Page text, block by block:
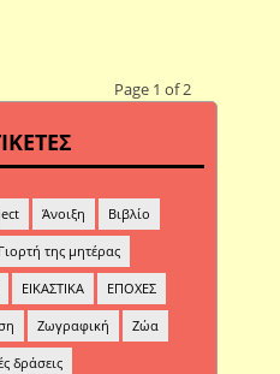
Page 1 of 2
Άνοιξη Βιβλίο
Γιορτή της μητέρας
ΕΙΚΑΣΤΙΚΑ ΕΠΟΧΕΣ
Ζωγραφική Ζώα
δράσεις